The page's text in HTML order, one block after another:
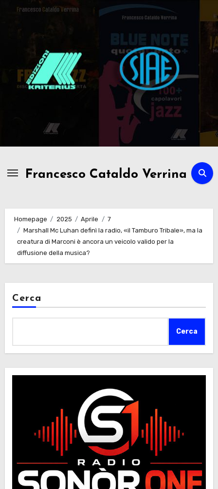
Passa
Francesco Cataldo Verrina
Homepage 2025 Aprile
7
Marshall Mc Luhan definì la radio, «il Tamburo Tribale», ma la
creatura di Marconi è ancora un veicolo valido per la
diffusione della musica?
Cerca
Cerca